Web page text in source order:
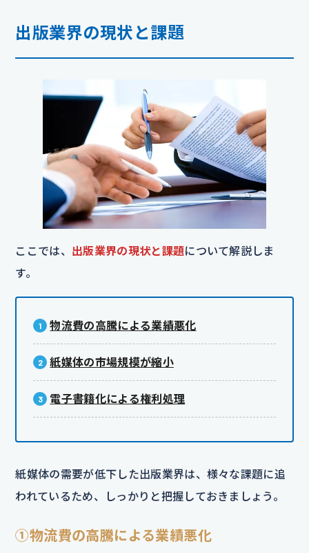
出版業界の現状と課題
ここでは、 出版業界の現状と課題について解説しま
す。
物流費の高騰による業績悪化
紙媒体の市場規模が縮小
電子書籍化による権利処理
紙媒体の需要が低下した出版業界は、様々な課題に追
われているため、しっかりと把握しておきましょう。
①物流費の高騰による業績悪化